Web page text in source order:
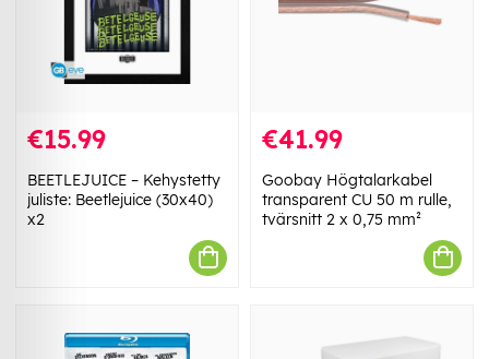
€15.99
BEETLEJUICE – Kehystetty
juliste: Beetlejuice (30x40)
x2
€41.99
Goobay Högtalarkabel
transparent CU 50 m rulle,
tvärsnitt 2 x 0,75 mm²